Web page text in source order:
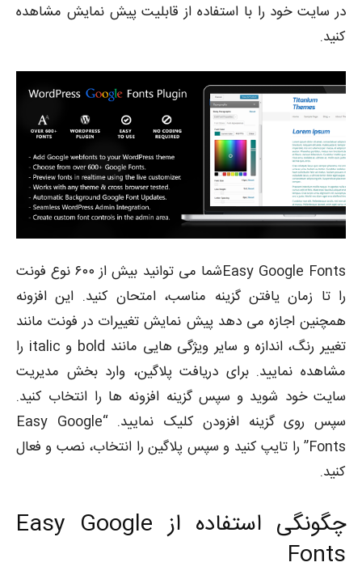
در سایت خود را با استفاده از قابلیت پیش نمایش مشاهده
کنید.
Easy Google Fontsشما می توانید بیش از ۶۰۰ نوع فونت
را تا زمان یافتن گزینه مناسب، امتحان کنید. این افزونه
همچنین اجازه می دهد پیش نمایش تغییرات در فونت مانند
تغییر رنگ، اندازه و سایر ویژگی هایی مانند bold و italic را
مشاهده نمایید. برای دریافت پلاگین، وارد بخش مدیریت
سایت خود شوید و سپس گزینه افزونه ها را انتخاب کنید.
سپس روی گزینه افزودن کلیک نمایید. “Easy Google
Fonts” را تایپ کنید و سپس پلاگین را انتخاب، نصب و فعال
کنید.
چگونگی استفاده از Easy Google
Fonts